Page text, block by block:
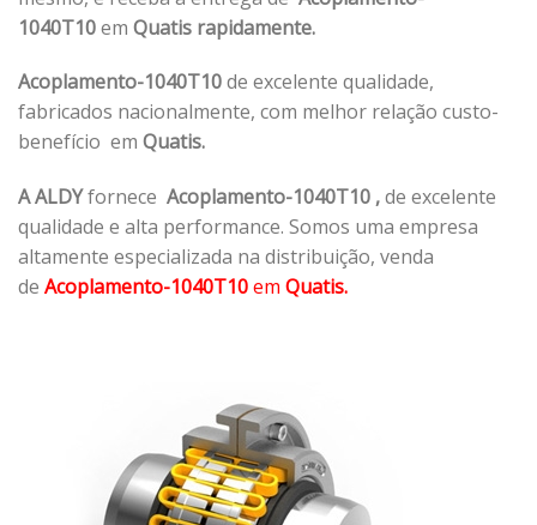
1040T10em Quatis rapidamente.
Acoplamento-1040T10de excelente qualidade,
fabricados nacionalmente, com melhor relação custo-
benefício em Quatis.
A ALDYfornece Acoplamento-1040T10 ,de excelente
qualidade e alta performance. Somos uma empresa
altamente especializada na distribuição, venda
de Acoplamento-1040T10em Quatis.